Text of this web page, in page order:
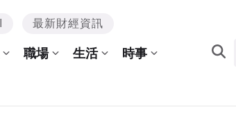
最新財經資訊
職場 生活 時事